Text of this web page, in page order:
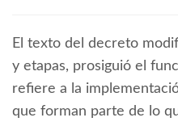
El texto del decreto
y etapas, prosiguió el
refiere a la
que forman parte de lo